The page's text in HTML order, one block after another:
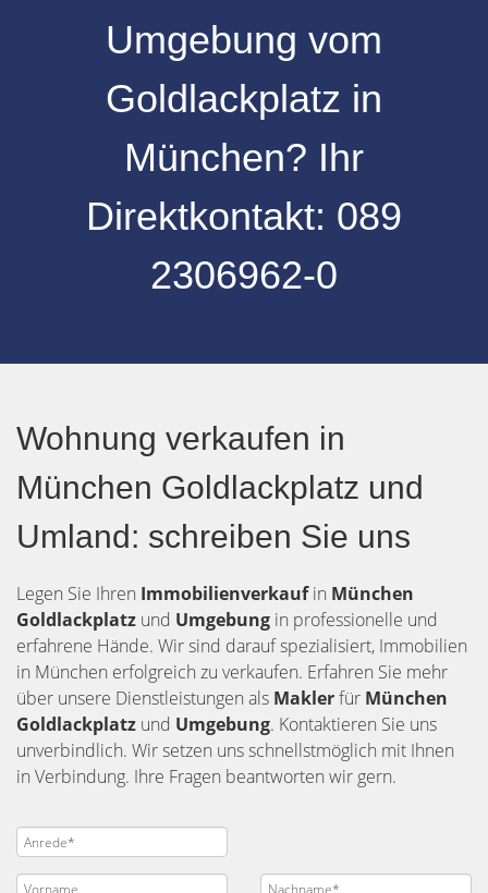
Umgebung vom
Goldlackplatz in
München? Ihr
Direktkontakt: 089
2306962-0
Wohnung verkaufen in
München Goldlackplatz und
Umland: schreiben Sie uns
Legen Sie Ihren Immobilienverkaufin München
Goldlackplatz und Umgebung in professionelle und
erfahrene Hände. Wir sind darauf spezialisiert, Immobilien
in München erfolgreich zu verkaufen. Erfahren Sie mehr
über unsere Dienstleistungen als Maklerfür München
Goldlackplatz und Umgebung. Kontaktieren Sie uns
unverbindlich. Wir setzen uns schnellstmöglich mit Ihnen
in Verbindung. Ihre Fragen beantworten wir gern.